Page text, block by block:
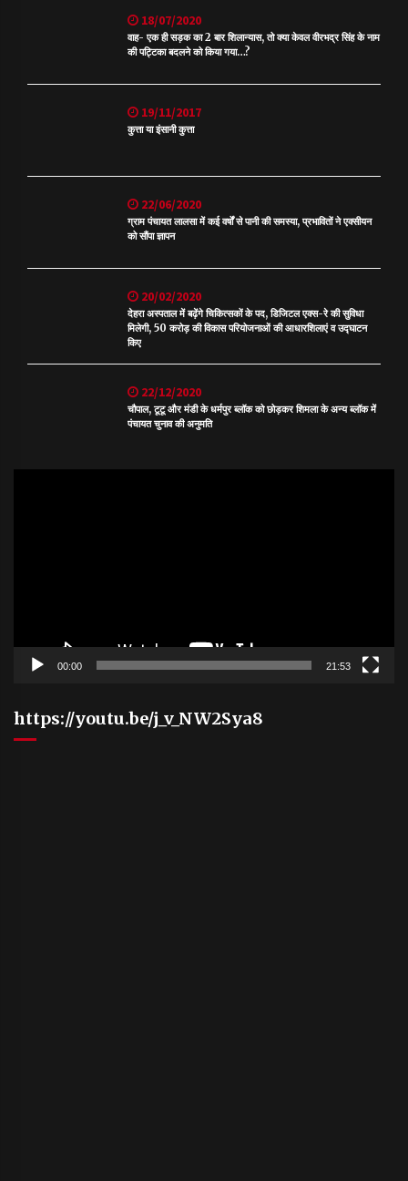
18/07/2020
वाह- एक ही सड़क का 2 बार शिलान्यास, तो क्या केवल वीरभद्र सिंह के नाम
की पट्टिका बदलने को किया गया…?
19/11/2017
कुत्ता या इंसानी कुत्ता
22/06/2020
ग्राम पंचायत लालसा में कई वर्षों से पानी की समस्या, प्रभावितों ने एक्सीयन
को सौंपा ज्ञापन
20/02/2020
देहरा अस्पताल में बढ़ेंगे चिकित्सकों के पद, डिजिटल एक्स-रे की सुविधा
मिलेगी, 50 करोड़ की विकास परियोजनाओं की आधारशिलाएं व उद्घाटन
किए
22/12/2020
चौपाल, टूटू और मंडी के धर्मपुर ब्लॉक को छोड़कर शिमला के अन्य ब्लॉक में
पंचायत चुनाव की अनुमति
00:00 21:53
https://youtu.be/j_v_NW2Sya8